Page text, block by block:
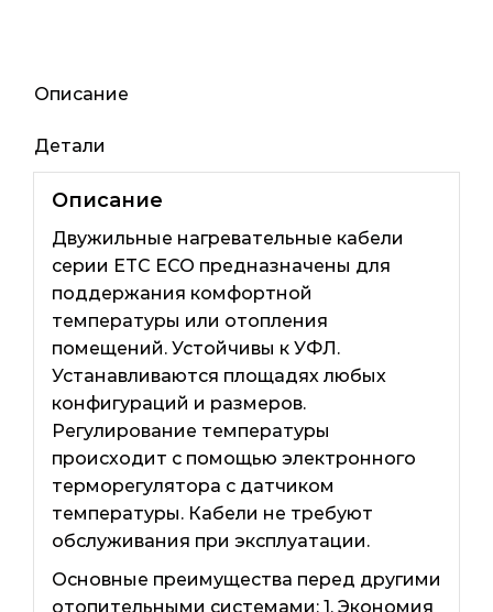
60мп
Описание
Детали
Описание
Двужильные нагревательные кабели
серии ETC ECO предназначены для
поддержания комфортной
температуры или отопления
помещений. Устойчивы к УФЛ.
Устанавливаются площадях любых
конфигураций и размеров.
Регулирование температуры
происходит с помощью электронного
терморегулятора с датчиком
температуры. Кабели не требуют
обслуживания при эксплуатации.
Основные преимущества перед другими
отопительными системами: 1. Экономия